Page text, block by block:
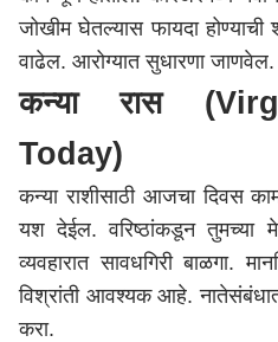
जोखीम घेतल्यास फायदा
वाढेल. आरोग्यात सुधारणा जाणवेल.
कन्या रास
Today)
कन्या राशीसाठी आजचा दिवस
यश देईल. वरिष्ठांकडून तुमच्या
व्यवहारात सावधगिरी बाळगा.
विश्रांती आवश्यक आहे.
करा.